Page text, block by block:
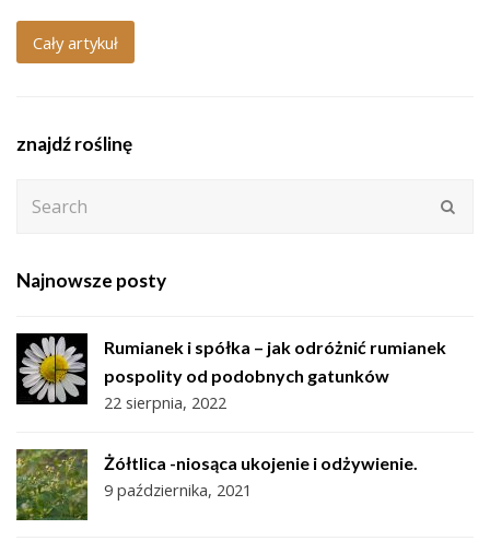
Cały artykuł
znajdź roślinę
Najnowsze posty
Rumianek i spółka – jak odróżnić rumianek
pospolity od podobnych gatunków
22 sierpnia, 2022
Żółtlica -niosąca ukojenie i odżywienie.
9 października, 2021